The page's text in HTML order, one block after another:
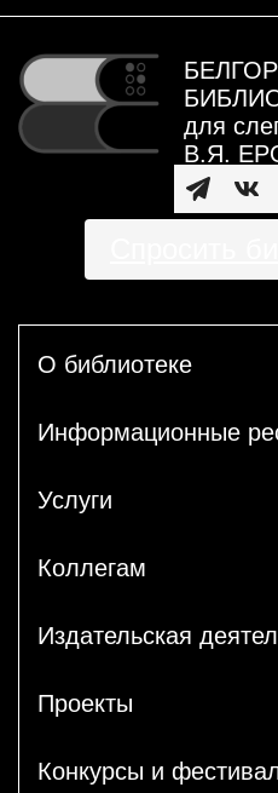
для
В.Я.
О библиотеке
Информационные
Услуги
Коллегам
Издательская
Проекты
Конкурсы и